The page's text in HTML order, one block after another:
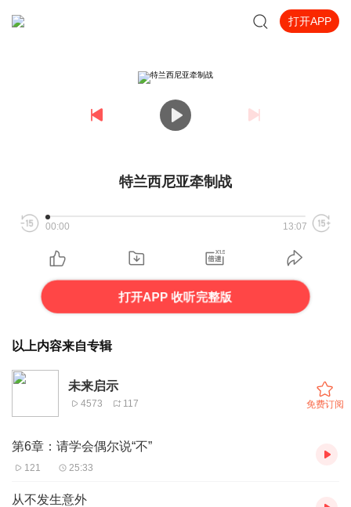
打开APP
特兰西尼亚牵制战
00:00 13:07
打开APP 收听完整版
以上内容来自专辑
未来启示
4573 117 免费订阅
第6章：请学会偶尔说“不”
121 25:33
从不发生意外